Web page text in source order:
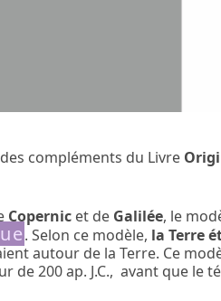
compléments du Livre
Copernic et de Galilée, le
. Selon ce modèle, la Terre
autour de la Terre. Ce
de 200 ap. J.C., avant que le